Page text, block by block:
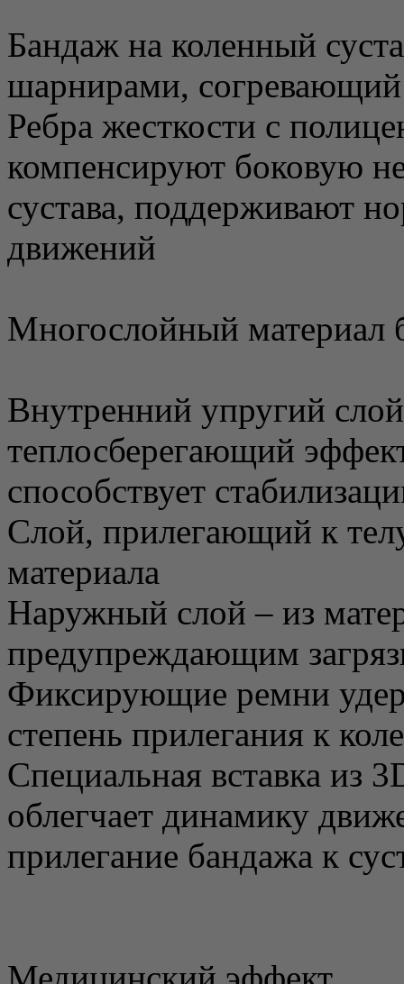
Бандаж на коленный
шарнирами,
Ребра жесткости с
компенсируют боковую
сустава, поддерживают
движений
Многослойный материал
Внутренний упругий
теплосберегающий
способствует
Слой, прилегающий к
материала
Наружный слой – из
предупреждающим
Фиксирующие ремни
степень прилегания к
Специальная вставка из
облегчает динамику
прилегание бандажа к